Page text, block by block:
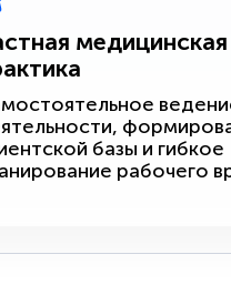
медицинская
базы и гибкое
рабочего